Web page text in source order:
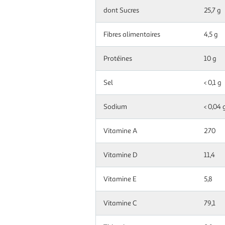
dont Sucres 25,7 g
Fibres alimentaires 4,5 g
Protéines 10 g
Sel < 0,1 g
Sodium < 0,04
Vitamine A 270
Vitamine D 11,4
Vitamine E 5,8
Vitamine C 79,1